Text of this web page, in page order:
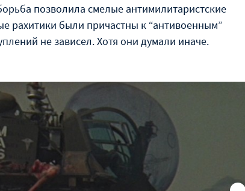
позволила смелые антимилитаристские
рахитики были причастны к “антивоенным”
не зависел. Хотя они думали иначе.